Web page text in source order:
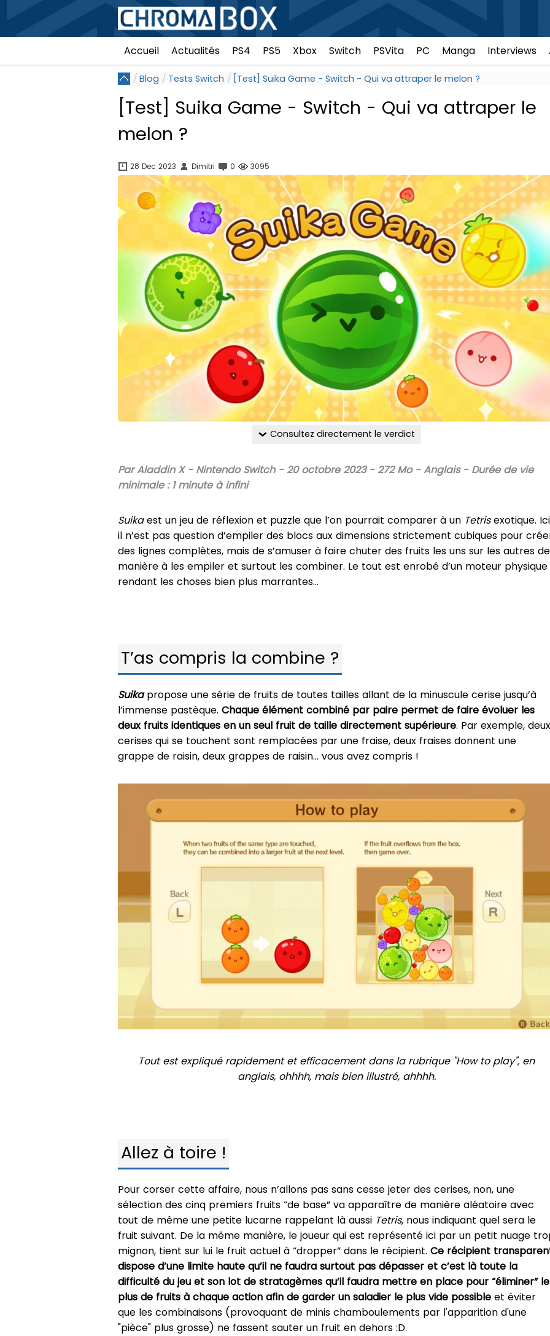
Accueil Actualités PS4 PS5 Xbox Switch PSVita PC Manga Interviews
Blog Tests Switch [Test] Suika Game - Switch - Qui va attraper le melon ?
[Test] Suika Game - Switch - Qui va attraper le
melon ?
28 Dec 2023 Dimitri 0 3095
Consultez directement le verdict
Par Aladdin X - Nintendo Switch - 20 octobre 2023 - 272 Mo - Anglais - Durée de vie
minimale : 1 minute à infini
Suikaest un jeu de réflexion et puzzle que l’on pourrait comparer à un Tetrisexotique.
il n’est pas question d’empiler des blocs aux dimensions strictement cubiques pour
des lignes complètes, mais de s’amuser à faire chuter des fruits les uns sur les autres de
manière à les empiler et surtout les combiner. Le tout est enrobé d’un moteur physique
rendant les choses bien plus marrantes…
T’as compris la combine ?
Suika propose une série de fruits de toutes tailles allant de la minuscule cerise jusqu’à
l’immense pastèque. Chaque élément combiné par paire permet de faire évoluer les
deux fruits identiques en un seul fruit de taille directement supérieure. Par exemple, deux
cerises qui se touchent sont remplacées par une fraise, deux fraises donnent une
grappe de raisin, deux grappes de raisin… vous avez compris !
Tout est expliqué rapidement et efficacement dans la rubrique "How to play", en
anglais, ohhhh, mais bien illustré, ahhhh.
Allez à toire !
Pour corser cette affaire, nous n’allons pas sans cesse jeter des cerises, non, une
sélection des cinq premiers fruits “de base” va apparaître de manière aléatoire avec
tout de même une petite lucarne rappelant là aussi Tetris, nous indiquant quel sera le
fruit suivant. De la même manière, le joueur qui est représenté ici par un petit nuage
mignon, tient sur lui le fruit actuel à “dropper” dans le récipient. Ce récipient
dispose d’une limite haute qu’il ne faudra surtout pas dépasser et c’est là toute la
difficulté du jeu et son lot de stratagèmes qu’il faudra mettre en place pour “éliminer” le
plus de fruits à chaque action afin de garder un saladier le plus vide possible et éviter
que les combinaisons (provoquant de minis chamboulements par l'apparition d'une
"pièce" plus grosse) ne fassent sauter un fruit en dehors :D.